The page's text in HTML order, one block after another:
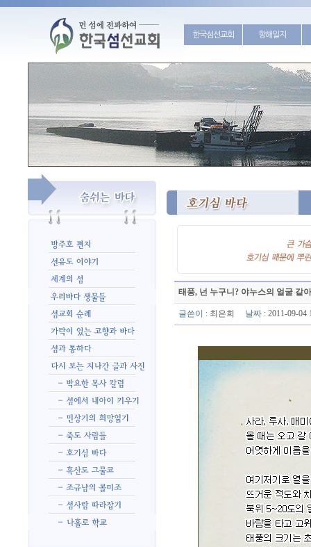
한국섬선교회 항해일지
태풍, 넌 누구니? 야누스의 얼굴 같
글쓴이 : 최은희 날짜: 2011-09-